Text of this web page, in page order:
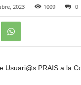
2023 1009 0
Usuari@s PRAIS a la